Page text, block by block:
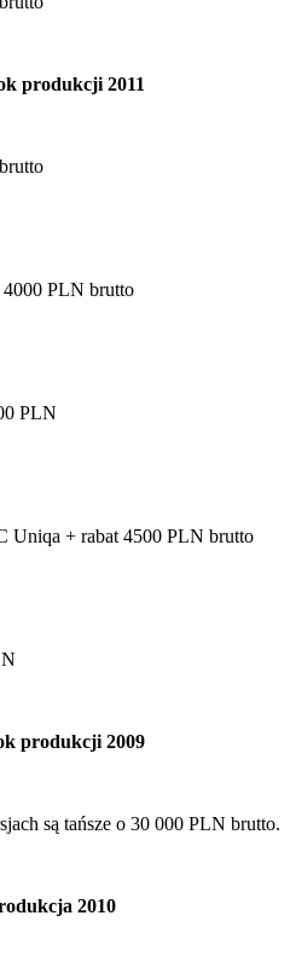
produkcji 2011
PLN brutto
PLN
Uniqa + rabat 4500 PLN brutto
produkcji 2009
są tańsze o 30 000 PLN brutto.
2010